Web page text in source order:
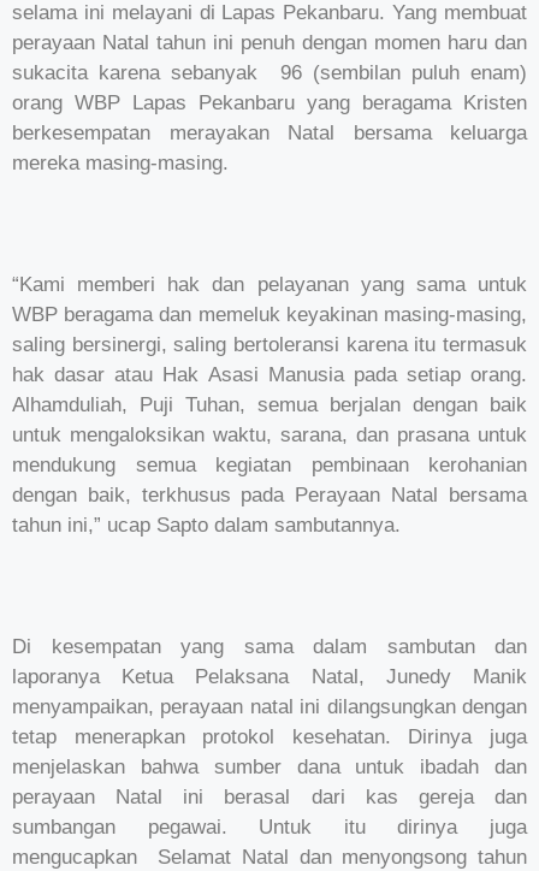
selama ini melayani di Lapas Pekanbaru. Yang membuat
perayaan Natal tahun ini penuh dengan momen haru dan
sukacita karena sebanyak 96 (sembilan puluh enam)
orang WBP Lapas Pekanbaru yang beragama Kristen
berkesempatan merayakan Natal bersama keluarga
mereka masing-masing.
“Kami memberi hak dan pelayanan yang sama untuk
WBP beragama dan memeluk keyakinan masing-masing,
saling bersinergi, saling bertoleransi karena itu termasuk
hak dasar atau Hak Asasi Manusia pada setiap orang.
Alhamduliah, Puji Tuhan, semua berjalan dengan baik
untuk mengaloksikan waktu, sarana, dan prasana untuk
mendukung semua kegiatan pembinaan kerohanian
dengan baik, terkhusus pada Perayaan Natal bersama
tahun ini,” ucap Sapto dalam sambutannya.
Di kesempatan yang sama dalam sambutan dan
laporanya Ketua Pelaksana Natal, Junedy Manik
menyampaikan, perayaan natal ini dilangsungkan dengan
tetap menerapkan protokol kesehatan. Dirinya juga
menjelaskan bahwa sumber dana untuk ibadah dan
perayaan Natal ini berasal dari kas gereja dan
sumbangan pegawai. Untuk itu dirinya juga
mengucapkan Selamat Natal dan menyongsong tahun